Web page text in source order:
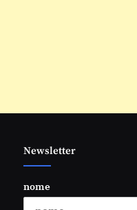
Newsletter
nome